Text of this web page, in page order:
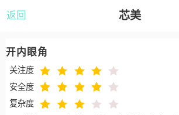
返回 芯美
开内眼角
关注度
安全度
复杂度